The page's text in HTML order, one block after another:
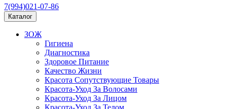
7(994)021-07-86
Каталог
ЗОЖ
Гигиена
Диагностика
Здоровое Питание
Качество Жизни
Красота Сопутствующие Товары
Красота-Уход За Волосами
Красота-Уход За Лицом
Красота-Уход За Телом